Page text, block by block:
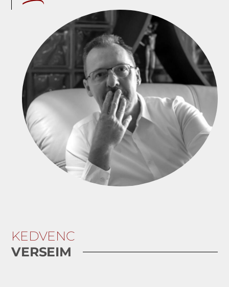
KEDVENC
VERSEIM